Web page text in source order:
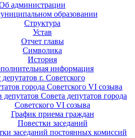
администрации
образовании
Структура
Устав
Отчет главы
Символика
История
информация
г. Советского
города Советского VI созыва
депутатов Совета депутатов города
Советского VI созыва
График приема граждан
Повестки заседаний
заседаний постоянных комиссий